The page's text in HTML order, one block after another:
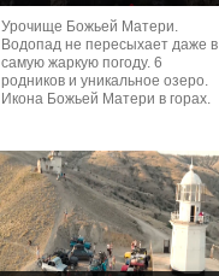
Урочище Божьей Матери.
Водопад не пересыхает даже в
самую жаркую погоду. 6
родников и уникальное озеро.
Икона Божьей Матери в горах.